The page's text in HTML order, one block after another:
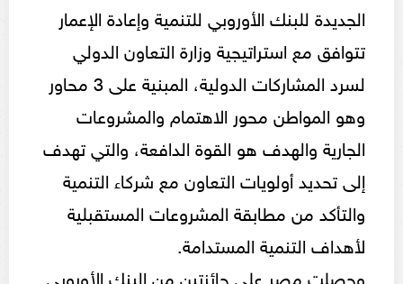
الجديدة للبنك الأوروبي للتنمية وإعادة الإعمار
تتوافق مع استراتيجية وزارة التعاون الدولي
لسرد المشاركات الدولية، المبنية على 3 محاور
وهو المواطن محور الاهتمام والمشروعات
الجارية والهدف هو القوة الدافعة، والتي تهدف
إلى تحديد أولويات التعاون مع شركاء التنمية
والتأكد من مطابقة المشروعات المستقبلية
لأهداف التنمية المستدامة.
وحصلت مصر على جائزتين من البنك الأوروبي